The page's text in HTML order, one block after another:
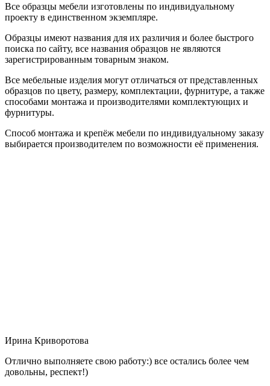
Все образцы мебели изготовлены по индивидуальному
проекту в единственном экземпляре.
Образцы имеют названия для их различия и более быстрого
поиска по сайту, все названия образцов не являются
зарегистрированным товарным знаком.
Все мебельные изделия могут отличаться от представленных
образцов по цвету, размеру, комплектации, фурнитуре, а также
способами монтажа и производителями комплектующих и
фурнитуры.
Способ монтажа и крепёж мебели по индивидуальному заказу
выбирается производителем по возможности её применения.
Ирина Криворотова
Отлично выполняете свою работу:) все остались более чем
довольны, респект!)